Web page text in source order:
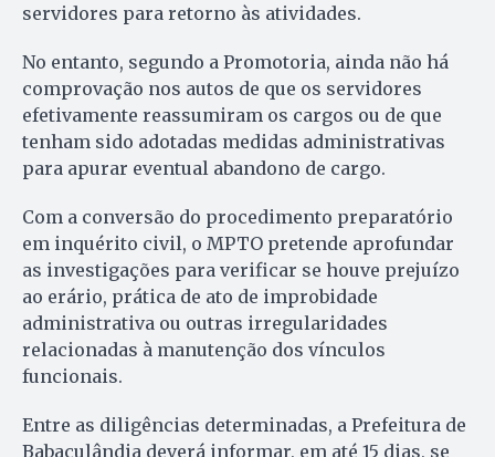
servidores para retorno às atividades.
No entanto, segundo a Promotoria, ainda não há
comprovação nos autos de que os servidores
efetivamente reassumiram os cargos ou de que
tenham sido adotadas medidas administrativas
para apurar eventual abandono de cargo.
Com a conversão do procedimento preparatório
em inquérito civil, o MPTO pretende aprofundar
as investigações para verificar se houve prejuízo
ao erário, prática de ato de improbidade
administrativa ou outras irregularidades
relacionadas à manutenção dos vínculos
funcionais.
Entre as diligências determinadas, a Prefeitura de
Babaçulândia deverá informar, em até 15 dias, se